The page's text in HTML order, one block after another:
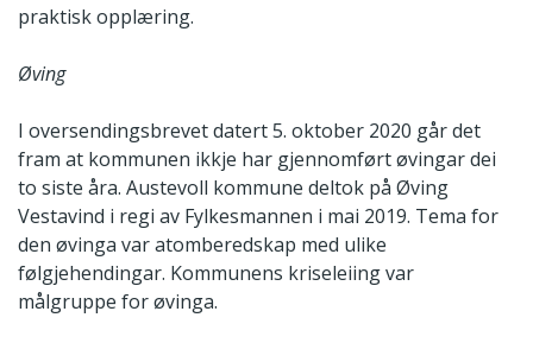
praktisk opplæring.
Øving
I oversendingsbrevet datert 5. oktober 2020 går det
fram at kommunen ikkje har gjennomført øvingar dei
to siste åra. Austevoll kommune deltok på Øving
Vestavind i regi av Fylkesmannen i mai 2019. Tema for
den øvinga var atomberedskap med ulike
følgjehendingar. Kommunens kriseleiing var
målgruppe for øvinga.